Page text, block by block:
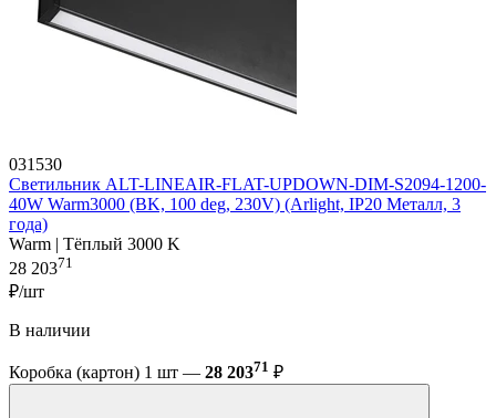
031530
Светильник ALT-LINEAIR-FLAT-UPDOWN-DIM-S2094-1200-
40W Warm3000 (BK, 100 deg, 230V) (Arlight, IP20 Металл, 3
года)
Warm | Тёплый 3000 K
28 20371
₽/шт
В наличии
Коробка (картон) 1 шт — 28 20371 ₽